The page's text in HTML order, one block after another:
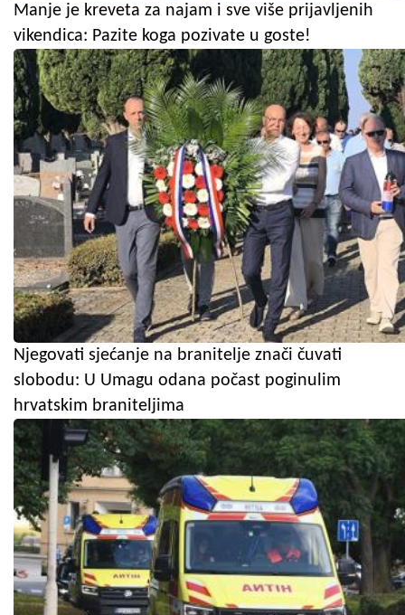
Manje je kreveta za najam i sve više prijavljenih
vikendica: Pazite koga pozivate u goste!
Njegovati sjećanje na branitelje znači čuvati
slobodu: U Umagu odana počast poginulim
hrvatskim braniteljima